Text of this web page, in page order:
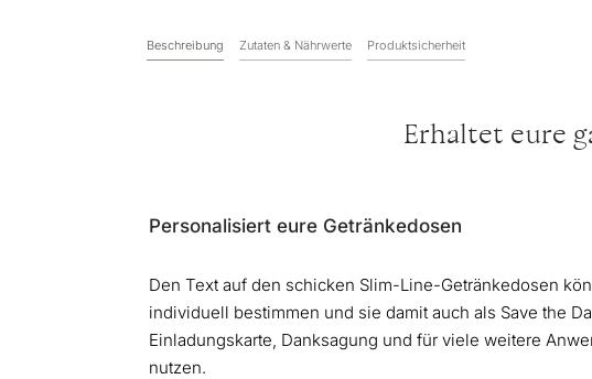
Beschreibung Zutaten & Nährwerte Produktsicherheit
Erhaltet eure
Personalisiert eure Getränkedosen
Den Text auf den schicken Slim-Line-Getränkedosen
individuell bestimmen und sie damit auch als Save the
Einladungskarte, Danksagung und für viele weitere
nutzen.